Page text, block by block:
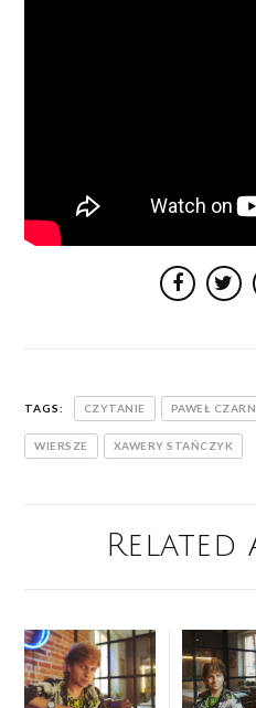
TAGS: CZYTANIE PAWEŁ
WIERSZE XAWERY STAŃCZYK
Related